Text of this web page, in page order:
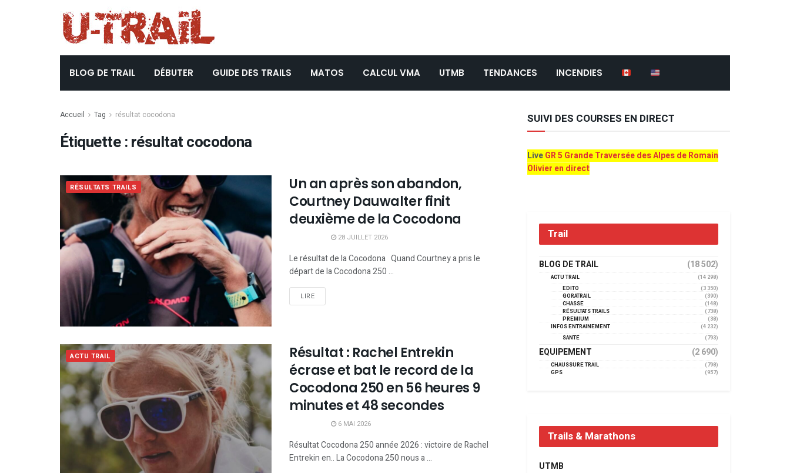
BLOG DE TRAIL DÉBUTER GUIDE DES TRAILS MATOS CALCUL VMA UTMB TENDANCES INCENDIES
Accueil Tag résultat cocodona
Étiquette :résultat cocodona
RÉSULTATS TRAILS
Un an après son abandon,
Courtney Dauwalter finit
deuxième de la Cocodona
28 JUILLET 2026
Le résultat de la Cocodona Quand Courtney a pris le
départ de la Cocodona 250 ...
LIRE
ACTU TRAIL
Résultat : Rachel Entrekin
écrase et bat le record de la
Cocodona 250 en 56 heures 9
minutes et 48 secondes
6 MAI 2026
Résultat Cocodona 250 année 2026 : victoire de Rachel
Entrekin en.. La Cocodona 250 nous a ...
SUIVI DES COURSES EN DIRECT
LiveGR 5 Grande Traversée des Alpes de Romain
Olivier en direct
Trail
BLOG DE TRAIL (18 502)
ACTU TRAIL
(14 298)
EDITO
(3 350)
GORATRAIL
(390)
CHASSE
(148)
RÉSULTATS TRAILS
(738)
PREMIUM
(38)
INFOS ENTRAINEMENT
(4 232)
SANTÉ
(793)
EQUIPEMENT (2 690)
CHAUSSURE TRAIL
(798)
GPS
(957)
Trails & Marathons
UTMB